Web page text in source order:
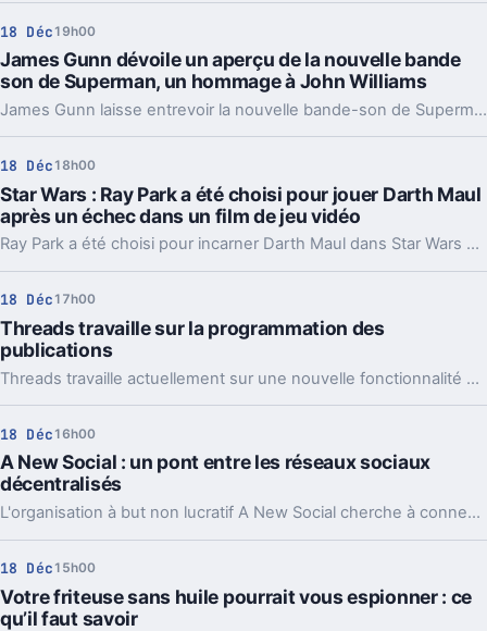
18 Déc 19h00
James Gunn dévoile un aperçu de la nouvelle bande
son de Superman, un hommage à John Williams
James Gunn laisse entrevoir la nouvelle bande-son de Superman et explique comment elle rend hommage à John Williams.
18 Déc 18h00
Star Wars : Ray Park a été choisi pour jouer Darth Maul
après un échec dans un film de jeu vidéo
Ray Park a été choisi pour incarner Darth Maul dans Star Wars à la suite de sa prestation décevante dans une adaptation cinématographique d'un jeu vidéo.
18 Déc 17h00
Threads travaille sur la programmation des
publications
Threads travaille actuellement sur une nouvelle fonctionnalité qui permettra la planification des publications, pour offrir une gestion optimisée et plus flexible du contenu à partager.
18 Déc 16h00
A New Social : un pont entre les réseaux sociaux
décentralisés
L'organisation à but non lucratif A New Social cherche à connecter des plateformes sociales opposées et à favoriser un web plus libre et interconnecté.
18 Déc 15h00
Votre friteuse sans huile pourrait vous espionner : ce
qu’il faut savoir